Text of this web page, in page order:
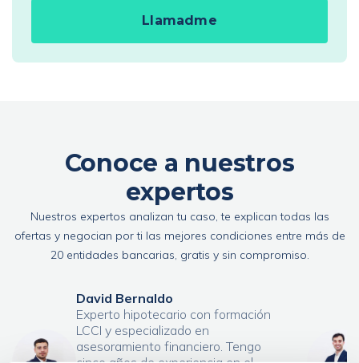
Llamadme
Conoce a nuestros
expertos
Nuestros expertos analizan tu caso, te explican todas las
ofertas y negocian por ti las mejores condiciones entre más de
20 entidades bancarias, gratis y sin compromiso.
David Bernaldo
Experto hipotecario con formación
LCCI y especializado en
asesoramiento financiero. Tengo